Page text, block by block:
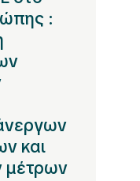
:
και
μέτρων